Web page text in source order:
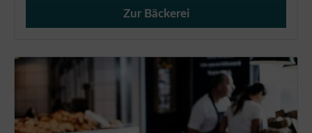
Verkauf von Brötchen,
Zur Bäckerei